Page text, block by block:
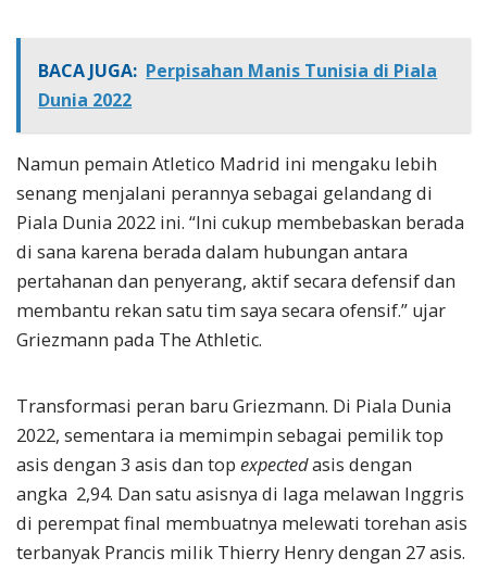
BACA JUGA: Perpisahan Manis Tunisia di Piala
Dunia 2022
Namun pemain Atletico Madrid ini mengaku lebih
senang menjalani perannya sebagai gelandang di
Piala Dunia 2022 ini. “Ini cukup membebaskan berada
di sana karena berada dalam hubungan antara
pertahanan dan penyerang, aktif secara defensif dan
membantu rekan satu tim saya secara ofensif.” ujar
Griezmann pada The Athletic.
Transformasi peran baru Griezmann. Di Piala Dunia
2022, sementara ia memimpin sebagai pemilik top
asis dengan 3 asis dan top expectedasis dengan
angka 2,94. Dan satu asisnya di laga melawan Inggris
di perempat final membuatnya melewati torehan asis
terbanyak Prancis milik Thierry Henry dengan 27 asis.